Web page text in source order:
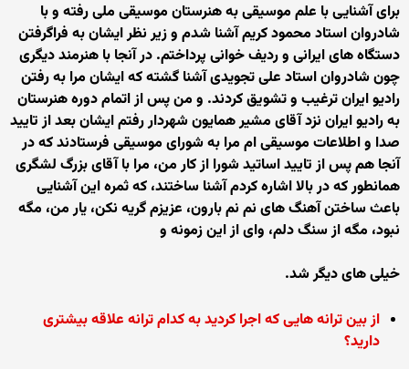
برای آشنايی با علم موسيقی به هنرستان موسيقی ملی رفته و با
شادروان استاد محمود کريم آشنا شدم و زير نظر ايشان به فراگرفتن
دستگاه های ايرانی و رديف خوانی پرداختم. در آنجا با هنرمند ديگری
چون شادروان استاد علی تجويدی آشنا گشته که ايشان مرا به رفتن
راديو ايران ترغيب و تشويق کردند. و من پس از اتمام دوره هنرستان
به راديو ايران نزد آقای مشير همايون شهردار رفتم ايشان بعد از تاييد
صدا و اطلاعات موسيقی ام مرا به شورای موسيقی فرستادند که در
آنجا هم پس از تاييد اساتيد شورا از کار من، مرا با آقای بزرگ لشگری
همانطور که در بالا اشاره کردم آشنا ساختند، که ثمره اين آشنايی
باعث ساختن آهنگ های نم نم بارون، عزيزم گريه نکن، يار من، مگه
نبود، مگه از سنگ دلم، وای از اين زمونه و
خيلی های ديگر شد.
از بين ترانه هايی که اجرا کرديد به کدام ترانه علاقه بيشتری
داريد؟